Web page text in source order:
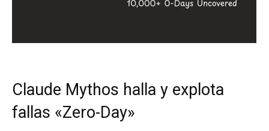
Claude Mythos halla y explota
fallas «Zero-Day»